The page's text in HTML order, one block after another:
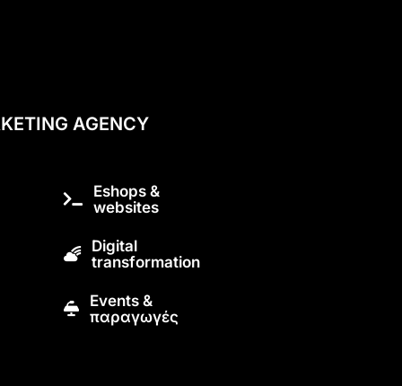
AGENCY
Eshops &
websites
Digital
transformation
Εvents &
παραγωγές